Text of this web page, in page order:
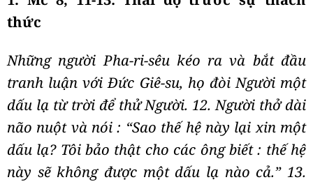
thức
Những người Pha-ri-sêu kéo ra và bắt đầu
tranh luận với Đức Giê-su, họ đòi Người một
dấu lạ từ trời để thử Người. 12. Người thở dài
não nuột và nói : “Sao thế hệ này lại xin một
dấu lạ? Tôi bảo thật cho các ông biết : thế hệ
này sẽ không được một dấu lạ nào cả.” 13.